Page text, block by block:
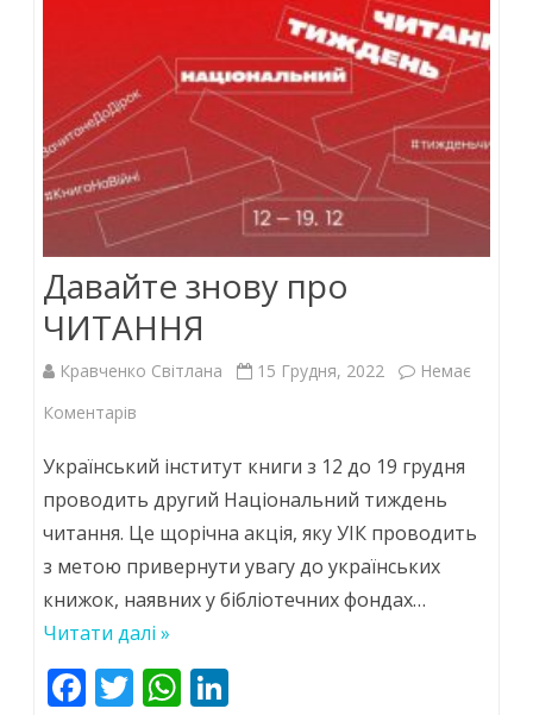
Давайте знову про
ЧИТАННЯ
Кравченко Світлана 15 Грудня, 2022
Немає
Коментарів
Давайте
знову
про
ЧИТАННЯ
Український інститут книги з 12 до 19 грудня
проводить другий Національний тиждень
читання. Це щорічна акція, яку УІК проводить
з метою привернути увагу до українських
книжок, наявних у бібліотечних фондах…
Читати далі »
F T W